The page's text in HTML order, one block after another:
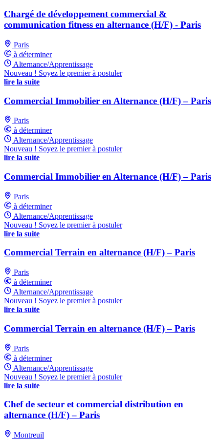
Chargé de développement commercial &
communication fitness en alternance (H/F) - Paris
Paris
à déterminer
Alternance/Apprentissage
Nouveau ! Soyez le premier à postuler
lire la suite
Commercial Immobilier en Alternance (H/F) – Paris
Paris
à déterminer
Alternance/Apprentissage
Nouveau ! Soyez le premier à postuler
lire la suite
Commercial Immobilier en Alternance (H/F) – Paris
Paris
à déterminer
Alternance/Apprentissage
Nouveau ! Soyez le premier à postuler
lire la suite
Commercial Terrain en alternance (H/F) – Paris
Paris
à déterminer
Alternance/Apprentissage
Nouveau ! Soyez le premier à postuler
lire la suite
Commercial Terrain en alternance (H/F) – Paris
Paris
à déterminer
Alternance/Apprentissage
Nouveau ! Soyez le premier à postuler
lire la suite
Chef de secteur et commercial distribution en
alternance (H/F) – Paris
Montreuil